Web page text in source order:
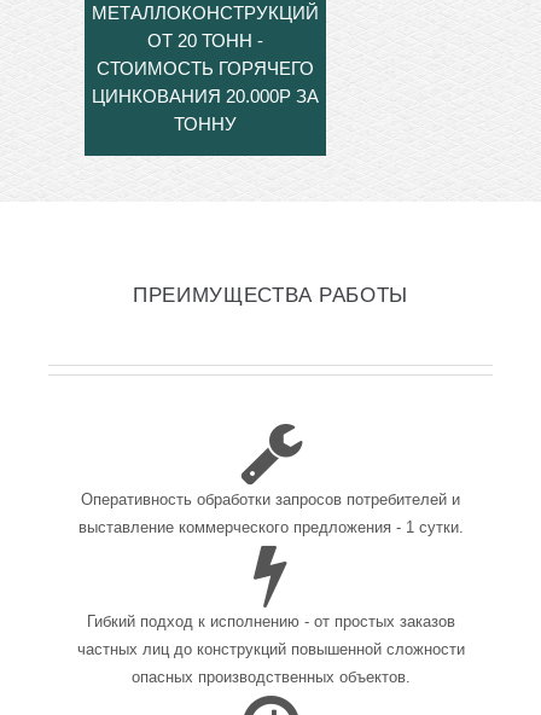
МЕТАЛЛОКОНСТРУКЦИЙ
ОТ 20 ТОНН -
СТОИМОСТЬ ГОРЯЧЕГО
ЦИНКОВАНИЯ 20.000Р ЗА
ТОННУ
ПРЕИМУЩЕСТВА РАБОТЫ
Оперативность обработки запросов потребителей и
выставление коммерческого предложения - 1 сутки.
Гибкий подход к исполнению - от простых заказов
частных лиц до конструкций повышенной сложности
опасных производственных объектов.